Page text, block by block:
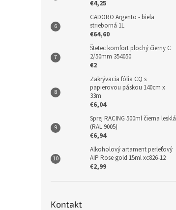
€4,25
CADORO Argento - biela
strieborná 1L
€64,60
Štetec komfort plochý čierny C
2/50mm 354050
€2
Zakrývacia fólia CQ s
papierovou páskou 140cm x
33m
€6,04
Sprej RACING 500ml čierna lesklá
(RAL 9005)
€6,94
Alkoholový artament perleťový
AIP Rose gold 15ml xc826-12
€2,99
Kontakt